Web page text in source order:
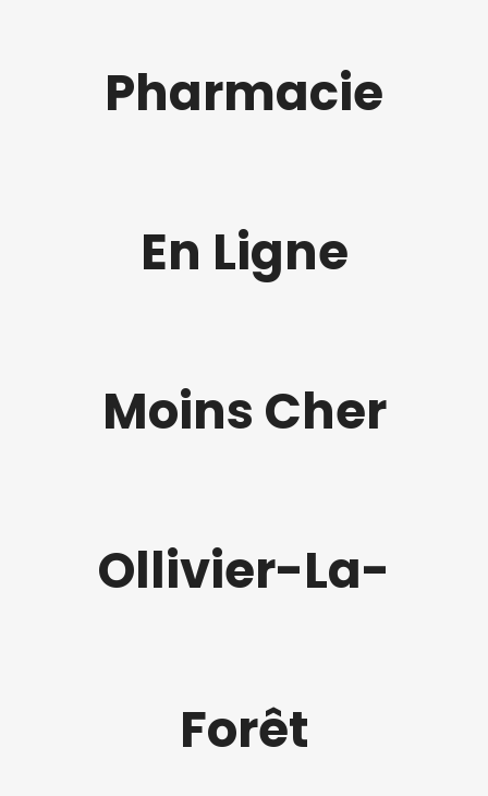
Pharmacie
En Ligne
Moins Cher
Ollivier-La-
Forêt